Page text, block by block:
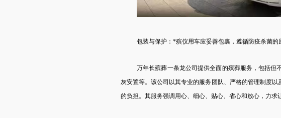
包装与保护：*殡仪用车应妥善包裹，遵循防疫杀菌的
万年长殡葬一条龙公司提供全面的殡葬服务，包括
灰安置等。该公司以其专业的服务团队、严格的管理制度
的负担。其服务强调用心、细心、贴心、省心和放心，力求